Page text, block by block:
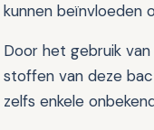
kunnen beïnvloeden
Door het gebruik
stoffen van deze
zelfs enkele